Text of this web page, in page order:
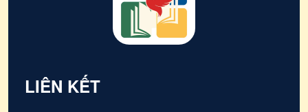
LIÊN KẾT